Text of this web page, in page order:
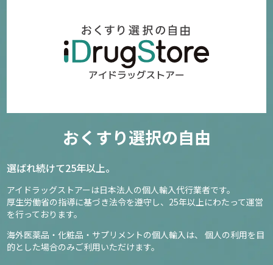
おくすり選択の自由
選ばれ続けて25年以上。
アイドラッグストアーは日本法人の個人輸入代行業者です。
厚生労働省の指導に基づき法令を遵守し、 25年以上にわたって運営
を行っております。
海外医薬品・化粧品・サプリメントの個人輸入は、
個人の利用を目
的とした場合のみご利用いただけます。